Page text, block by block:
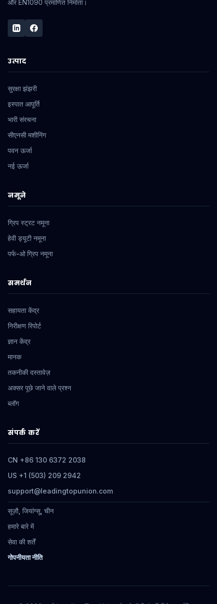
और EN1090 प्रमाणित निर्माता।
उत्पाद
सुरक्षा झंझरी
इस्पात आपूर्ति
भारी संरचना
सीएनसी मशीनिंग
पवन ऊर्जा
नई ऊर्जा
नमूने
ग्रिप स्ट्रट नमूना
हेवी ड्यूटी नमूना
पर्फ-ओ ग्रिप नमूना
समर्थन
सहायता केंद्र
निरीक्षण रिपोर्ट
ज्ञान केंद्र
मानक
तकनीकी दस्तावेज़
अक्सर पूछे जाने वाले प्रश्न
ब्लॉग
संपर्क करें
CN +86 130 6372 2038
US +1 (503) 209 2942
support@leadingtopunion.com
सूज़ौ, जियांग्सू, चीन
हमारे बारे में
सेवा की शर्तें
गोपनीयता नीति